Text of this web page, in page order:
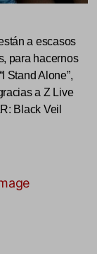
a escasos
para hacernos
Stand Alone”,
a Z Live
Black Veil